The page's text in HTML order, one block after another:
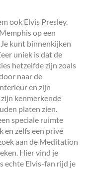
ook Elvis Presley.
op een
kunt binnenkijken
uniek is dat de
hetzelfde zijn zoals
naar de
en zijn
kenmerkende
platen zien.
speciale ruimte
en zelfs een privé
aan de Meditation
Hier vind je
echte Elvis-fan rijd je